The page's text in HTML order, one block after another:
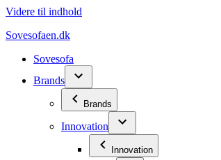
Videre til indhold
Sovesofaen.dk
Sovesofa
Brands
Brands
Innovation
Innovation